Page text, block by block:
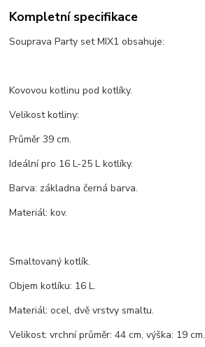
Kompletní specifikace
Souprava Party set MIX1 obsahuje:
Kovovou kotlinu pod kotlíky.
Velikost kotliny:
Průměr 39 cm.
Ideální pro 16 L-25 L kotlíky.
Barva: základna černá barva.
Materiál: kov.
Smaltovaný kotlík.
Objem kotlíku: 16 L.
Materiál: ocel, dvě vrstvy smaltu.
Velikost: vrchní průměr: 44 cm, výška: 19 cm.